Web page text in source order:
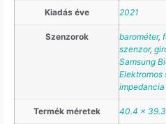
Kiadás éve 2021
Szenzorok barométer,
szenzor,
Samsung
Elektromos
Termék méretek 40.4 x